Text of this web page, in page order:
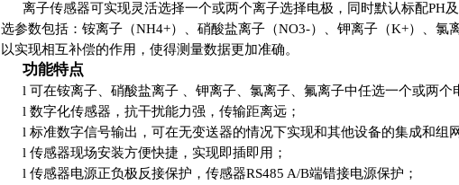
离子传感器可实现灵活选择一个或两个离子选择电极，同时默认标配PH
选参数包括：铵离子（NH4+）、硝酸盐离子（NO3-）、钾离子（K+）、氯
以实现相互补偿的作用，使得测量数据更加准确。
功能特点
l 可在铵离子、硝酸盐离子 、钾离子、氯离子、氟离子中任选一个或两
l 数字化传感器，抗干扰能力强，传输距离远；
l 标准数字信号输出，可在无变送器的情况下实现和其他设备的集成和组
l 传感器现场安装方便快捷，实现即插即用；
l 传感器电源正负极反接保护，传感器RS485 A/B端错接电源保护；